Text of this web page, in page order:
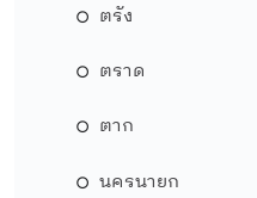
ตรัง
ตราด
ตาก
นครนายก